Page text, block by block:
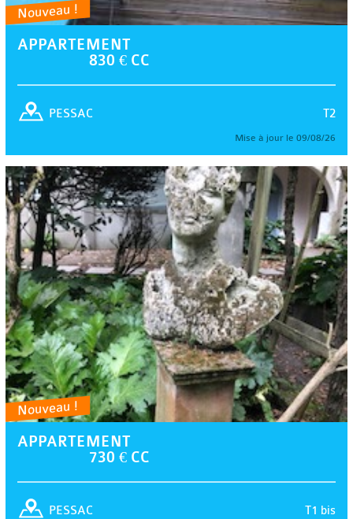
Nouveau !
APPARTEMENT
830 € CC
T2
PESSAC
Mise à jour le 09/08/26
Nouveau !
APPARTEMENT
730 € CC
T1 bis
PESSAC